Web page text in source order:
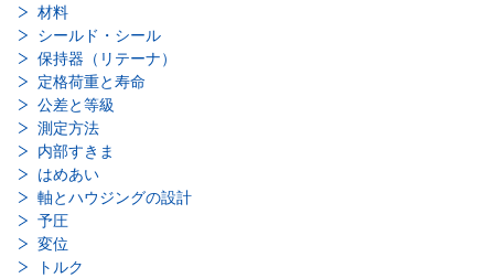
材料
シールド・シール
保持器（リテーナ）
定格荷重と寿命
公差と等級
測定方法
内部すきま
はめあい
軸とハウジングの設計
予圧
変位
トルク